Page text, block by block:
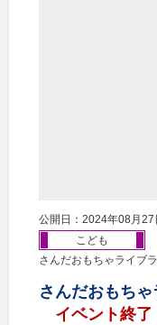
公開日：2024年08月27
こども
さんだおもちゃライブ
さんだおもち
イベント終了